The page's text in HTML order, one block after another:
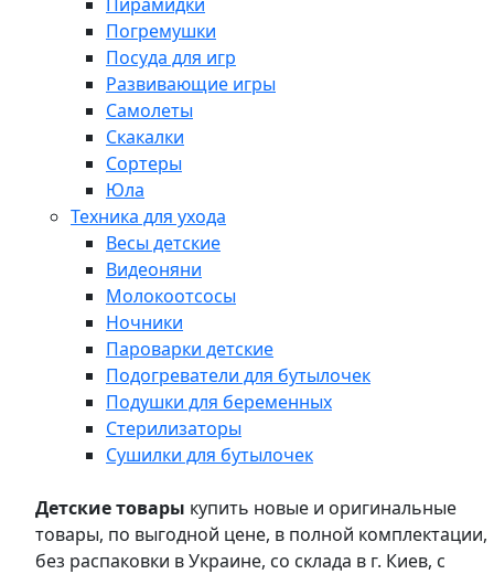
Погремушки
Посуда для игр
Развивающие игры
Самолеты
Скакалки
Сортеры
Юла
Техника для ухода
Весы детские
Видеоняни
Молокоотсосы
Ночники
Пароварки детские
Подогреватели для бутылочек
Подушки для беременных
Стерилизаторы
Сушилки для бутылочек
Детские товары купить новые и оригинальные
товары, по выгодной цене, в полной комплектации,
без распаковки в Украине, со склада в г. Киев, с